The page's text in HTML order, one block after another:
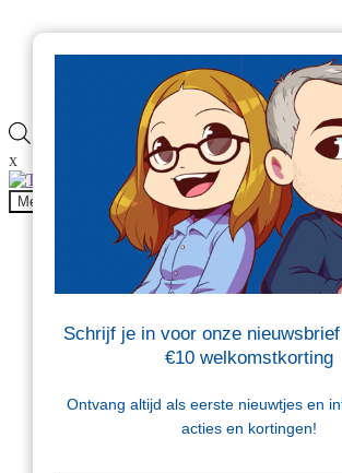
Veelgestelde vragen
x
Onderdeel van
Menu
Producten
Beschermen en opvullen
Brievenbusdoosjes
Dozen
Kantoor en magazijn
Tape en etiketten
Verzendenveloppen
Sale
Schrijf je in voor onze
€10 welkomstkorting
Ontvang altijd als eerste nieuwtjes en
acties en kortingen!